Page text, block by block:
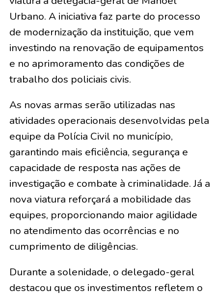
Urbano. A iniciativa faz parte do processo
de modernização da instituição, que vem
investindo na renovação de equipamentos
e no aprimoramento das condições de
trabalho dos policiais civis.
As novas armas serão utilizadas nas
atividades operacionais desenvolvidas pela
equipe da Polícia Civil no município,
garantindo mais eficiência, segurança e
capacidade de resposta nas ações de
investigação e combate à criminalidade. Já a
nova viatura reforçará a mobilidade das
equipes, proporcionando maior agilidade
no atendimento das ocorrências e no
cumprimento de diligências.
Durante a solenidade, o delegado-geral
destacou que os investimentos refletem o